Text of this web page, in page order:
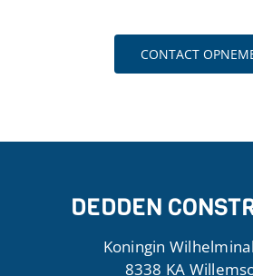
CONTACT
DEDDEN
Koningin
8338 KA